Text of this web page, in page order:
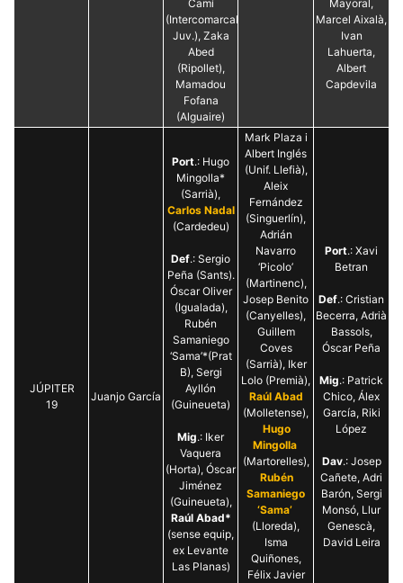
Camí
(Intercomarcal
Juv.), Zaka
Abed
(Ripollet),
Mamadou
Fofana
(Alguaire)
Mayoral,
Marcel Aixalà,
Ivan
Lahuerta,
Albert
Capdevila
JÚPITER
19
Juanjo García
Port.: Hugo
Mingolla*
(Sarrià),
Carlos Nadal
(Cardedeu)
Def.: Sergio
Peña (Sants).
Óscar Oliver
(Igualada),
Rubén
Samaniego
‘Sama’*(Prat
B), Sergi
Ayllón
(Guineueta)
Mig.: Iker
Vaquera
(Horta), Óscar
Jiménez
(Guineueta),
Raúl Abad*
(sense equip,
ex Levante
Las Planas)
Mark Plaza i
Albert Inglés
(Unif. Llefià),
Aleix
Fernández
(Singuerlín),
Adrián
Navarro
‘Picolo’
(Martinenc),
Josep Benito
(Canyelles),
Guillem
Coves
(Sarrià), Iker
Lolo (Premià),
Raúl Abad
(Molletense),
Hugo
Mingolla
(Martorelles),
Rubén
Samaniego
‘Sama’
(Lloreda),
Isma
Quiñones,
Félix Javier
Port.: Xavi
Betran
Def.: Cristian
Becerra, Adrià
Bassols,
Óscar Peña
Mig.: Patrick
Chico, Álex
García, Riki
López
Dav.: Josep
Cañete, Adri
Barón, Sergi
Monsó, Llur
Genescà,
David Leira